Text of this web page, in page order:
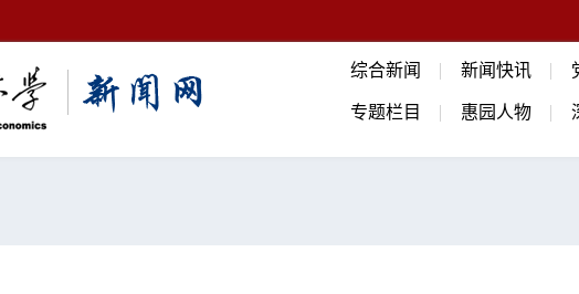
综合新闻 新闻快讯
专题栏目 惠园人物